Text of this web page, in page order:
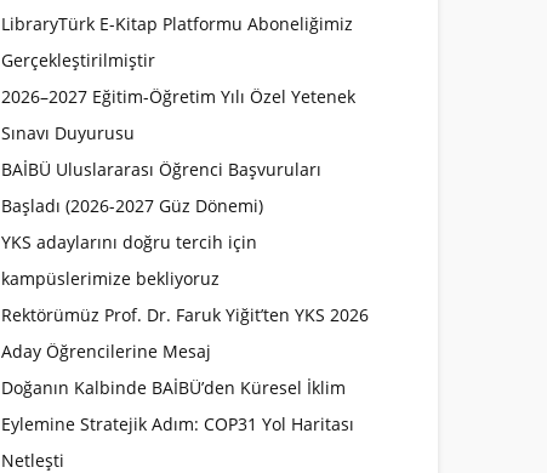
LibraryTürk E-Kitap Platformu Aboneliğimiz
Gerçekleştirilmiştir
2026–2027 Eğitim-Öğretim Yılı Özel Yetenek
Sınavı Duyurusu
BAİBÜ Uluslararası Öğrenci Başvuruları
Başladı (2026-2027 Güz Dönemi)
YKS adaylarını doğru tercih için
kampüslerimize bekliyoruz
Rektörümüz Prof. Dr. Faruk Yiğit’ten YKS 2026
Aday Öğrencilerine Mesaj
Doğanın Kalbinde BAİBÜ’den Küresel İklim
Eylemine Stratejik Adım: COP31 Yol Haritası
Netleşti